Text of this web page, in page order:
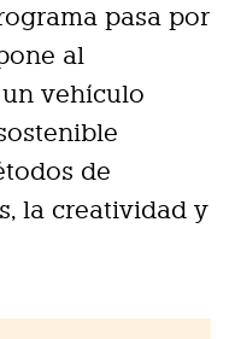
pasa por
al
vehículo
de
la creatividad y